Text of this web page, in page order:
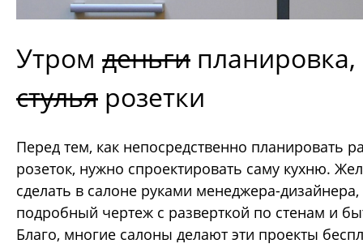
Утром деньги
стулья розетки
Перед тем, как непосредственно планировать
розеток, нужно спроектировать саму кухню.
сделать в салоне руками менеджера-
подробный чертеж с разверткой по стенам и
Благо, многие салоны делают эти проекты